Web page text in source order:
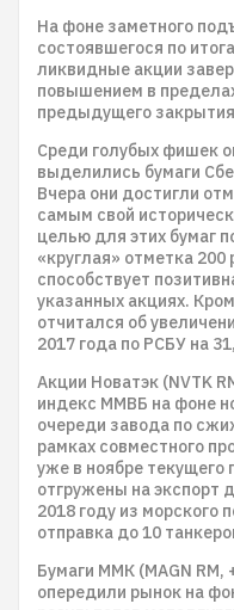
На фоне заметного
состоявшегося по
ликвидные акции
повышением в
предыдущего
Среди голубых фишек
выделились бумаги
Вчера они достигли
самым свой
целью для этих бумаг
«круглая» отметка
способствует
указанных акциях.
отчитался об
2017 года по РСБУ на
Акции Новатэк (NVTK
индекс ММВБ на фоне
очереди завода по
рамках совместного
уже в ноябре текущего
отгружены на экспорт
2018 году из морского
отправка до 10
Бумаги ММК (MAGN
опередили рынок на